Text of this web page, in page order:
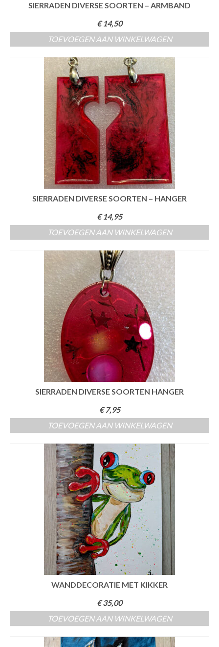
SIERRADEN DIVERSE SOORTEN – ARMBAND
€14,50
TOEVOEGEN AAN WINKELWAGEN
SIERRADEN DIVERSE SOORTEN – HANGER
€14,95
TOEVOEGEN AAN WINKELWAGEN
SIERRADEN DIVERSE SOORTEN HANGER
€7,95
TOEVOEGEN AAN WINKELWAGEN
WANDDECORATIE MET KIKKER
€35,00
TOEVOEGEN AAN WINKELWAGEN